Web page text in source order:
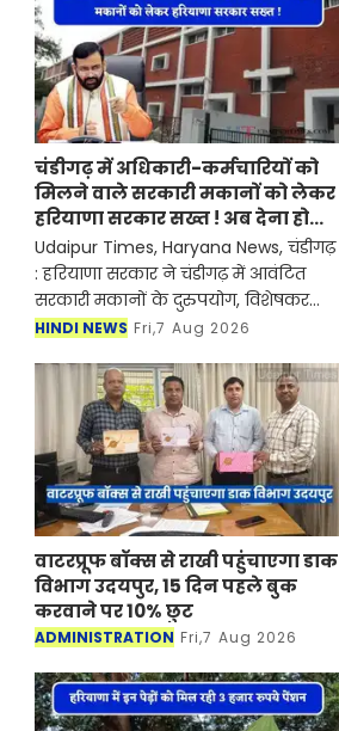
चंडीगढ़ में अधिकारी-कर्मचारियों को
मिलने वाले सरकारी मकानों को लेकर
हरियाणा सरकार सख्त ! अब देना होगा
ये प्रमाण-पत्र
Udaipur Times, Haryana News, चंडीगढ़
: हरियाणा सरकार ने चंडीगढ़ में आवंटित
सरकारी मकानों के दुरुपयोग, विशेषकर
सबलेटिंग (किराये पर देने) पर रोक लगाने
ऐसे सभी अधि
HINDI NEWS Fri,7 Aug 2026
वाटरप्रूफ बॉक्स से राखी पहुंचाएगा डाक
विभाग उदयपुर, 15 दिन पहले बुक
करवाने पर 10% छुट
ADMINISTRATION Fri,7 Aug 2026